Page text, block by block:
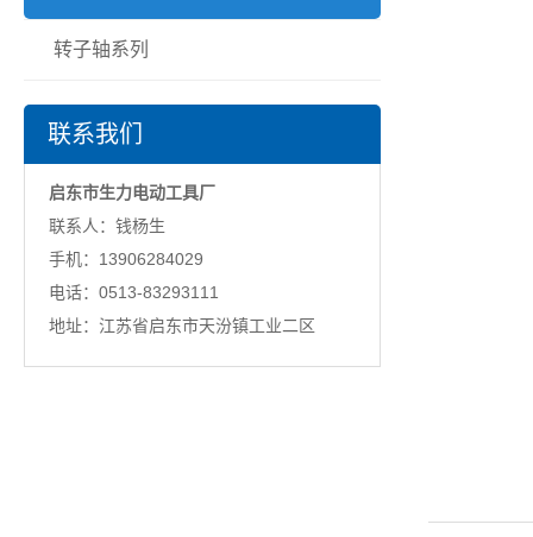
转子轴系列
联系我们
启东市生力电动工具厂
联系人：钱杨生
手机：13906284029
电话：0513-83293111
地址：江苏省启东市天汾镇工业二区